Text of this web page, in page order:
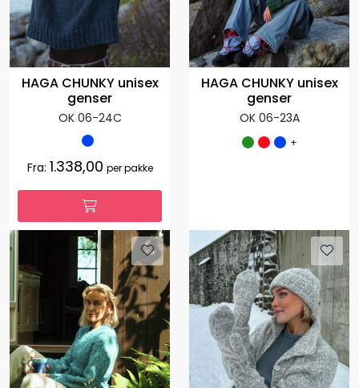
HAGA CHUNKY unisex
genser
OK 06-24C
Fra: 1.338,00 per pakke
HAGA CHUNKY unisex
genser
OK 06-23A
+